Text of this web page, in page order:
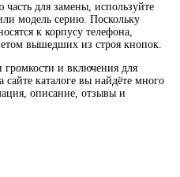
часть для замены, используйте
модель серию. Поскольку
к корпусу телефона,
вышедших из строя кнопок.
громкости и включения для
каталоге вы найдёте много
описание, отзывы и